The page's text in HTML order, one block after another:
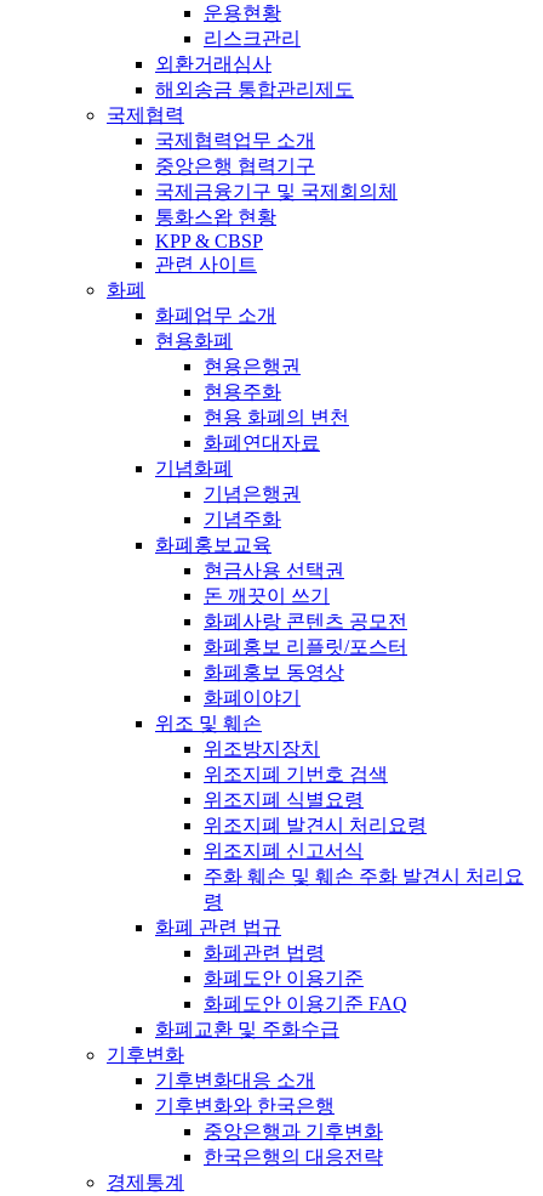
운용현황
리스크관리
외환거래심사
해외송금 통합관리제도
국제협력
국제협력업무 소개
중앙은행 협력기구
국제금융기구 및 국제회의체
통화스왑 현황
KPP & CBSP
관련 사이트
화폐
화폐업무 소개
현용화폐
현용은행권
현용주화
현용 화폐의 변천
화폐연대자료
기념화폐
기념은행권
기념주화
화폐홍보교육
현금사용 선택권
돈 깨끗이 쓰기
화폐사랑 콘텐츠 공모전
화폐홍보 리플릿/포스터
화폐홍보 동영상
화폐이야기
위조 및 훼손
위조방지장치
위조지폐 기번호 검색
위조지폐 식별요령
위조지폐 발견시 처리요령
위조지폐 신고서식
주화 훼손 및 훼손 주화 발견시 처리요
령
화폐 관련 법규
화폐관련 법령
화폐도안 이용기준
화폐도안 이용기준 FAQ
화폐교환 및 주화수급
기후변화
기후변화대응 소개
기후변화와 한국은행
중앙은행과 기후변화
한국은행의 대응전략
경제통계